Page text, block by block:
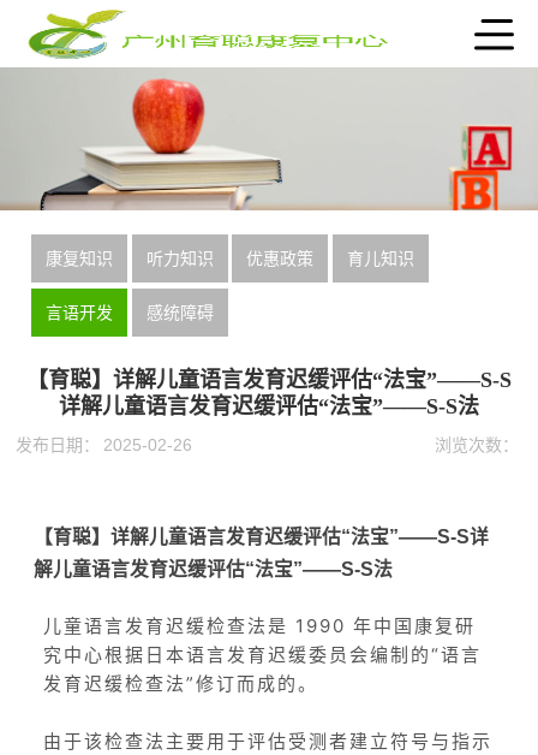
康复知识 听力知识 优惠政策 育儿知识
言语开发 感统障碍
【育聪】详解儿童语言发育迟缓评估“法宝”——S-S
详解儿童语言发育迟缓评估“法宝”——S-S法
发布日期： 2025-02-26 浏览次数：
【育聪】详解儿童语言发育迟缓评估“法宝”——S-S详
解儿童语言发育迟缓评估“法宝”——S-S法
儿童语言发育迟缓检查法是 1990 年中国康复研
究中心根据日本语言发育迟缓委员会编制的“语言
发育迟缓检查法”修订而成的。
由于该检查法主要用于评估受测者建立符号与指示